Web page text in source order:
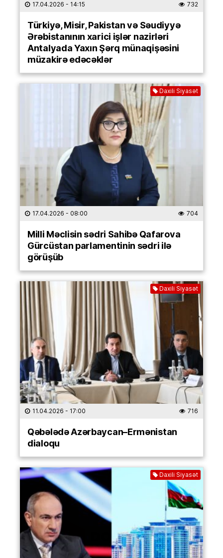
17.04.2026 - 14:15 732
Türkiyə, Misir, Pakistan və Səudiyyə
Ərəbistanının xarici işlər nazirləri
Antalyada Yaxın Şərq münaqişəsini
müzakirə edəcəklər
Daxili Siyasət
17.04.2026 - 08:00 704
Milli Məclisin sədri Sahibə Qafarova
Gürcüstan parlamentinin sədri ilə
görüşüb
Daxili Siyasət
11.04.2026 - 17:00 716
Qəbələdə Azərbaycan–Ermənistan
dialoqu
Daxili Siyasət